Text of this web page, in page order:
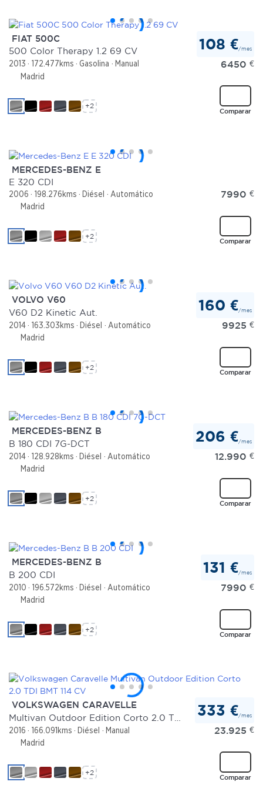
FIAT 500C
500 Color Therapy 1.2 69 CV
2013 172.477kms Gasolina
Manual
Madrid
108 €/mes
6450 €
Comparar
+2
MERCEDES-BENZ E
E 320 CDI
2006 198.276kms Diésel
Automático
Madrid
7990 €
Comparar
+2
VOLVO V60
V60 D2 Kinetic Aut.
2014 163.303kms Diésel
Automático
Madrid
160 €/mes
9925 €
Comparar
+2
MERCEDES-BENZ B
B 180 CDI 7G-DCT
2014 128.928kms Diésel
Automático
Madrid
206 €/mes
12.990 €
Comparar
+2
MERCEDES-BENZ B
B 200 CDI
2010 196.572kms Diésel
Automático
Madrid
131 €/mes
7990 €
Comparar
+2
VOLKSWAGEN CARAVELLE
2016 166.091kms Diésel
Manual
Madrid
333 €/mes
23.925 €
Comparar
+2